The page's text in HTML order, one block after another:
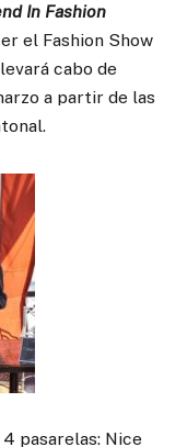
In Fashion
el Fashion Show
cabo de
a partir de las
pasarelas: Nice